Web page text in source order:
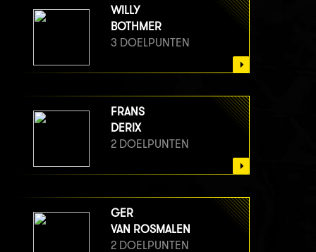
WILLY
BOTHMER
3 DOELPUNTEN
FRANS
DERIX
2 DOELPUNTEN
GER
VAN ROSMALEN
2 DOELPUNTEN